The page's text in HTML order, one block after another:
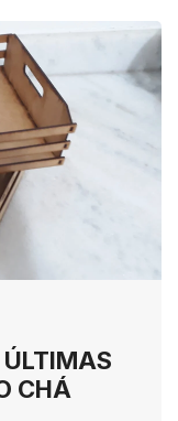
ÚLTIMAS
CHÁ